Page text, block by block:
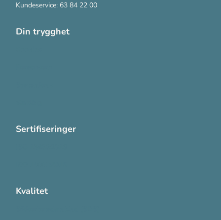
Kundeservice: 63 84 22 00
Din trygghet
Sertifiseringer
Kvalitet